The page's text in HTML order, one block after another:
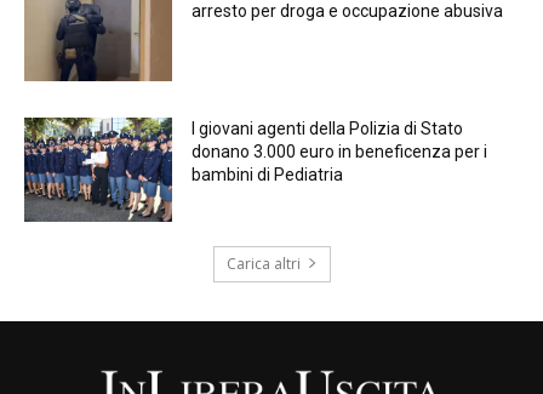
arresto per droga e occupazione abusiva
I giovani agenti della Polizia di Stato
donano 3.000 euro in beneficenza per i
bambini di Pediatria
Carica altri